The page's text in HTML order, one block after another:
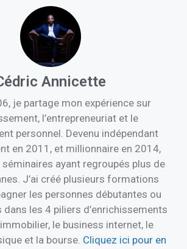
Annicette
je partage mon expérience sur
l’entrepreneuriat et le
personnel. Devenu indépendant
en 2011, et millionnaire en 2014,
séminaires ayant regroupés plus de
J’ai créé plusieurs formations
les personnes débutantes ou
dans les 4 piliers d’enrichissements
le business internet, le
et la bourse. Cliquez ici pour en